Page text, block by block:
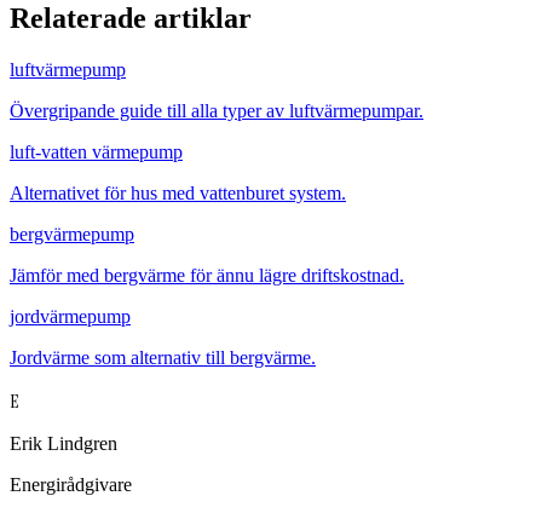
Relaterade artiklar
luftvärmepump
Övergripande guide till alla typer av luftvärmepumpar.
luft-vatten värmepump
Alternativet för hus med vattenburet system.
bergvärmepump
Jämför med bergvärme för ännu lägre driftskostnad.
jordvärmepump
Jordvärme som alternativ till bergvärme.
E
Erik Lindgren
Energirådgivare